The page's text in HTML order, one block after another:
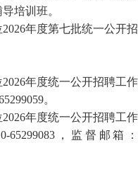
培训班。
年度第七批统一公开招
年度统一公开招聘工作
。
年度统一公开招聘工作
，监督邮箱：